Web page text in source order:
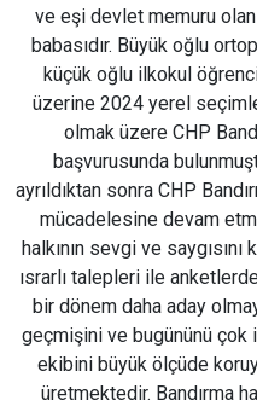
ve eşi devlet memuru
babasıdır. Büyük oğlu
küçük oğlu ilkokul
üzerine 2024 yerel
olmak üzere CHP
başvurusunda
ayrıldıktan sonra CHP
mücadelesine devam
halkının sevgi ve saygısını
ısrarlı talepleri ile
bir dönem daha aday
geçmişini ve bugününü
ekibini büyük ölçüde
üretmektedir. Bandırma